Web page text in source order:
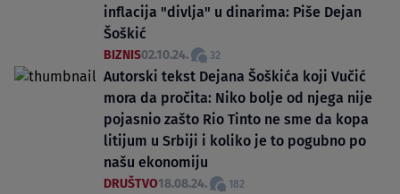
inflacija "divlja" u dinarima: Piše Dejan
Šoškić
BIZNIS02.10.24. 32
Autorski tekst Dejana Šoškića koji Vučić
mora da pročita: Niko bolje od njega nije
pojasnio zašto Rio Tinto ne sme da kopa
litijum u Srbiji i koliko je to pogubno po
našu ekonomiju
DRUŠTVO18.08.24. 182